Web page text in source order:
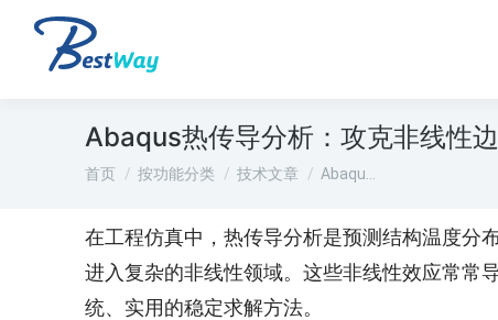
Abaqus热传导分析：攻克非线性
您在这里：
首页 按功能分类 技术文章 Abaqu…
在工程仿真中，热传导分析是预测结构温度分
进入复杂的非线性领域。这些非线性效应常常
统、实用的稳定求解方法。